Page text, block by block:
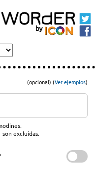
(opcional) (Ver ejemplos)
son excluidas.